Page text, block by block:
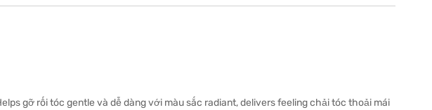
gỡ rối tóc gentle và dễ dàng với màu sắc radiant, delivers feeling chải tóc thoải mái